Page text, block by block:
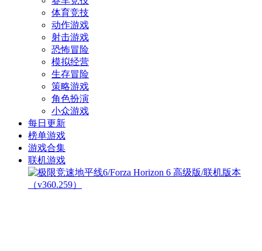
体育竞技
动作游戏
射击游戏
恐怖冒险
模拟经营
生存冒险
策略游戏
角色扮演
小众游戏
每日更新
榜单游戏
游戏合集
联机游戏